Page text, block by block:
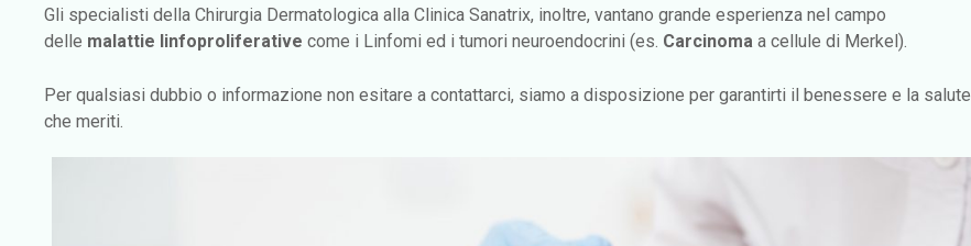
Gli specialisti della Chirurgia Dermatologica alla Clinica Sanatrix, inoltre, vantano grande esperienza nel campo
delle malattie linfoproliferative come i Linfomi ed i tumori neuroendocrini (es. Carcinoma a cellule di Merkel).
Per qualsiasi dubbio o informazione non esitare a contattarci, siamo a disposizione per garantirti il benessere e la salute
che meriti.